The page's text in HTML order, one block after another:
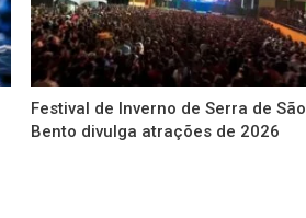
Festival de Inverno de Serra de São
Bento divulga atrações de 2026